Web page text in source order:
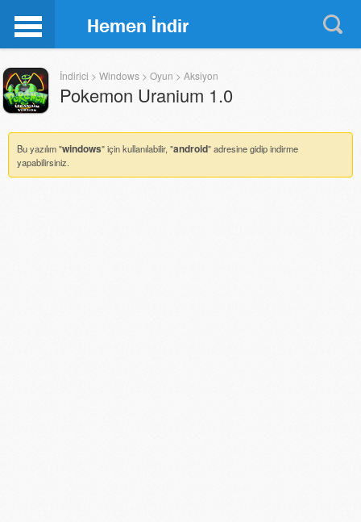
İndirici > Windows > Oyun > Aksiyon
Pokemon Uranium 1.0
Bu yazılım "windows" için kullanılabilir, "android" adresine gidip indirme
yapabilirsiniz.